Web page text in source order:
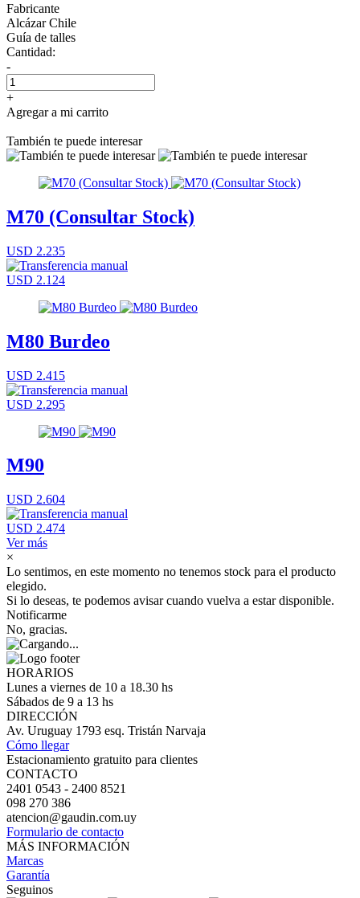
Fabricante
Alcázar Chile
Guía de talles
Cantidad:
-
+
Agregar a mi carrito
También te puede interesar
M70 (Consultar Stock)
USD 2.235
USD 2.124
M80 Burdeo
USD 2.415
USD 2.295
M90
USD 2.604
USD 2.474
Ver más
×
Lo sentimos, en este momento no tenemos stock para el producto
elegido.
Si lo deseas, te podemos avisar cuando vuelva a estar disponible.
Notificarme
No, gracias.
HORARIOS
Lunes a viernes de 10 a 18.30 hs
Sábados de 9 a 13 hs
DIRECCIÓN
Av. Uruguay 1793 esq. Tristán Narvaja
Cómo llegar
Estacionamiento gratuito para clientes
CONTACTO
2401 0543 - 2400 8521
098 270 386
atencion@gaudin.com.uy
Formulario de contacto
MÁS INFORMACIÓN
Marcas
Garantía
Seguinos